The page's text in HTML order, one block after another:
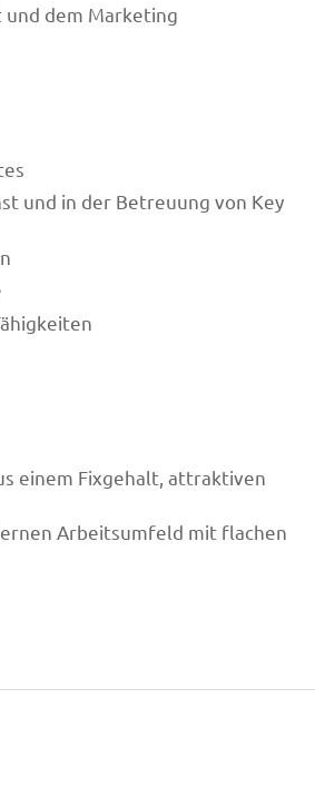
dem Marketing
und in der Betreuung von Key
einem Fixgehalt, attraktiven
Arbeitsumfeld mit flachen